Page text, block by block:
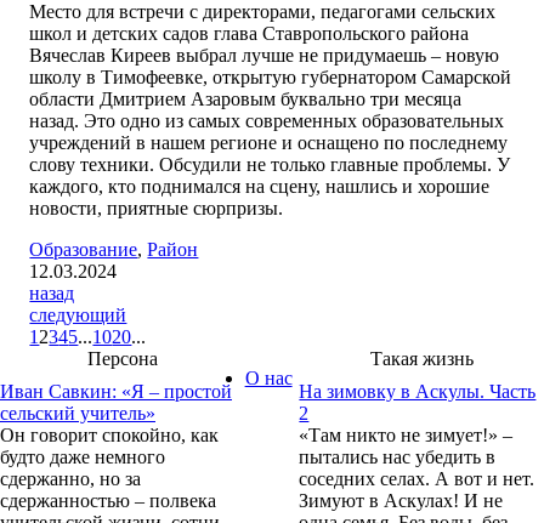
Место для встречи с директорами, педагогами сельских
школ и детских садов глава Ставропольского района
Вячеслав Киреев выбрал лучше не придумаешь – новую
школу в Тимофеевке, открытую губернатором Самарской
области Дмитрием Азаровым буквально три месяца
назад. Это одно из самых современных образовательных
учреждений в нашем регионе и оснащено по последнему
слову техники. Обсудили не только главные проблемы. У
каждого, кто поднимался на сцену, нашлись и хорошие
новости, приятные сюрпризы.
Образование,Район
12.03.2024
назад
следующий
1 2345...1020...
Персона
Иван Савкин: «Я – простой
сельский учитель»
Он говорит спокойно, как
будто даже немного
сдержанно, но за
сдержанностью – полвека
Такая жизнь
На зимовку в Аскулы. Часть
2
«Там никто не зимует!» –
пытались нас убедить в
соседних селах. А вот и нет.
Зимуют в Аскулах! И не
О нас